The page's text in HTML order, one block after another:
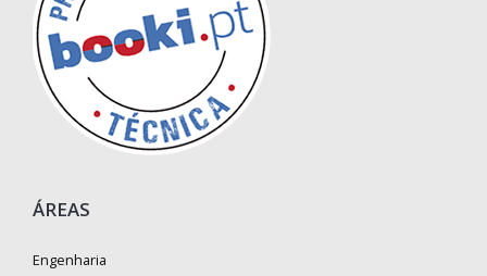
ÁREAS
Engenharia